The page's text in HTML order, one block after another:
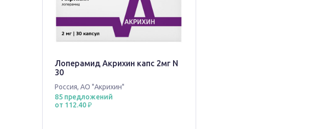
Лоперамид Акрихин капс 2мг N
30
Россия, АО "Акрихин"
85 предложений
от 112.40 ₽